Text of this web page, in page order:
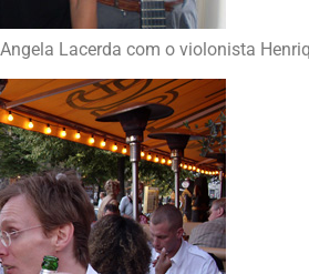
Lacerda com o violonista